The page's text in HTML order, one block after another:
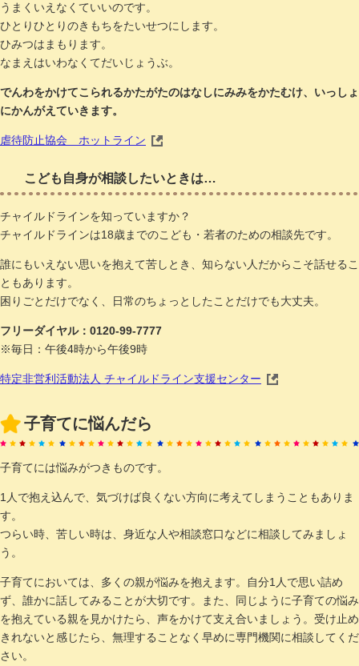
うまくいえなくていいのです。
ひとりひとりのきもちをたいせつにします。
ひみつはまもります。
なまえはいわなくてだいじょうぶ。
でんわをかけてこられるかたがたのはなしにみみをかたむけ、いっしょ
にかんがえていきます。
虐待防止協会 ホットライン
こども自身が相談したいときは…
チャイルドラインを知っていますか？
チャイルドラインは18歳までのこども・若者のための相談先です。
誰にもいえない思いを抱えて苦しとき、知らない人だからこそ話せるこ
ともあります。
困りごとだけでなく、日常のちょっとしたことだけでも大丈夫。
フリーダイヤル：0120-99-7777
※毎日：午後4時から午後9時
特定非営利活動法人 チャイルドライン支援センター
子育てに悩んだら
子育てには悩みがつきものです。
1人で抱え込んで、気づけば良くない方向に考えてしまうこともありま
す。
つらい時、苦しい時は、身近な人や相談窓口などに相談してみましょ
う。
子育てにおいては、多くの親が悩みを抱えます。自分1人で思い詰め
ず、誰かに話してみることが大切です。また、同じように子育ての悩み
を抱えている親を見かけたら、声をかけて支え合いましょう。受け止め
きれないと感じたら、無理することなく早めに専門機関に相談してくだ
さい。